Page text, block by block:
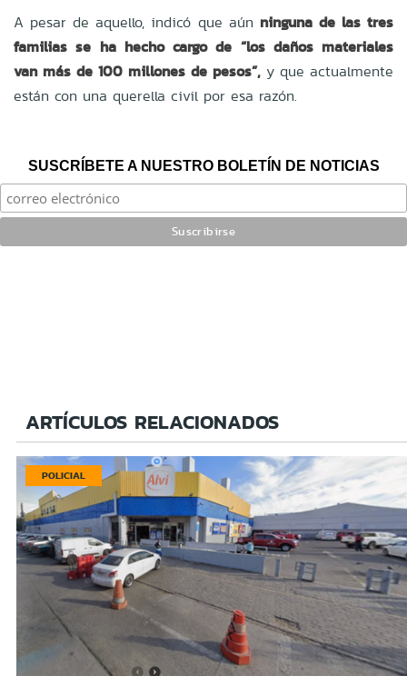
A pesar de aquello, indicó que aún ninguna de las tres
familias se ha hecho cargo de “los daños materiales
van más de 100 millones de pesos”, y que actualmente
están con una querella civil por esa razón.
SUSCRÍBETE A NUESTRO BOLETÍN DE NOTICIAS
ARTÍCULOS RELACIONADOS
POLICIAL